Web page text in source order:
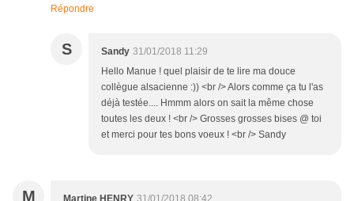
Répondre
S Sandy 31/01/2018 11:29
Hello Manue ! quel plaisir de te lire ma douce
collègue alsacienne :)) <br /> Alors comme ça tu l'as
déjà testée.... Hmmm alors on sait la même chose
toutes les deux ! <br /> Grosses grosses bises @ toi
et merci pour tes bons voeux ! <br /> Sandy
M Martine HENRY 31/01/2018 08:42